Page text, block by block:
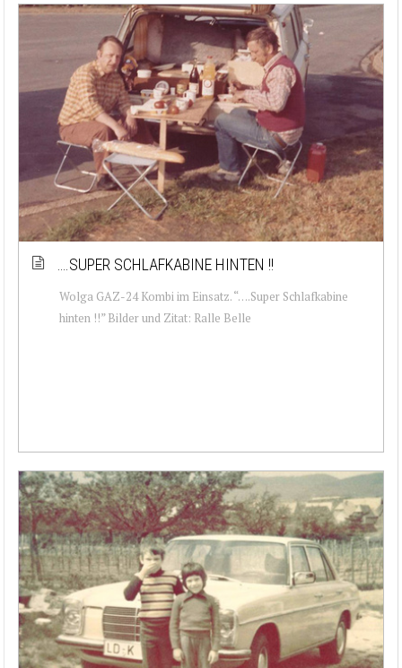
….SUPER SCHLAFKABINE HINTEN !!
Wolga GAZ-24 Kombi im Einsatz. “….Super Schlafkabine
hinten !!” Bilder und Zitat: Ralle Belle